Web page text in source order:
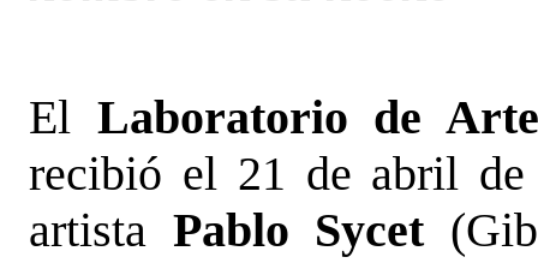
El Laboratorio de
recibió el 21 de abril
artista Pablo Sycet